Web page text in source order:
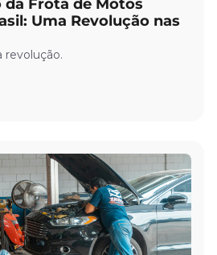
da Frota de Motos
Uma Revolução nas
revolução.